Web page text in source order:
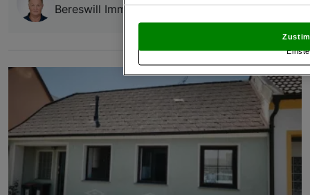
Bereswill Immobilien GmbH
und Widerspruch gegen die Verarbeitung auf der
„Cookie Einstellungen“, die sich auf jeder Seite
Wir und unsere Partner verarbeiten
Verwendung genauer Standortdaten.
Zugriff auf Informationen auf einem Endgerät.
und der Performance von Inhalten,
Liste der Partner (Lieferanten)